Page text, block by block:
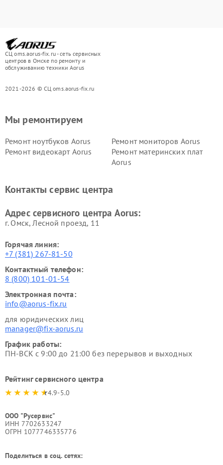
СЦ oms.aorus-fix.ru - сеть сервисных
центров в Омске по ремонту и
обслуживанию техники Aorus
2021-2026 © СЦ oms.aorus-fix.ru
Мы ремонтируем
Ремонт ноутбуков Aorus
Ремонт мониторов Aorus
Ремонт видеокарт Aorus
Ремонт материнских плат
Aorus
Контакты сервис центра
Адрес сервисного центра Aorus:
г. Омск, ​Лесной проезд, 11
Горячая линия:
+7 (381) 267-81-50
Контактный телефон:
8 (800) 101-01-54
Электронная почта:
info@aorus-fix.ru
для юридических лиц
manager@fix-aorus.ru
График работы:
ПН-ВСК с 9:00 до 21:00 без перерывов и выходных
Рейтинг сервисного центра
4.9-5.0
ООО "Русервис"
ИНН 7702633247
ОГРН 1077746335776
Поделиться в соц. сетях: